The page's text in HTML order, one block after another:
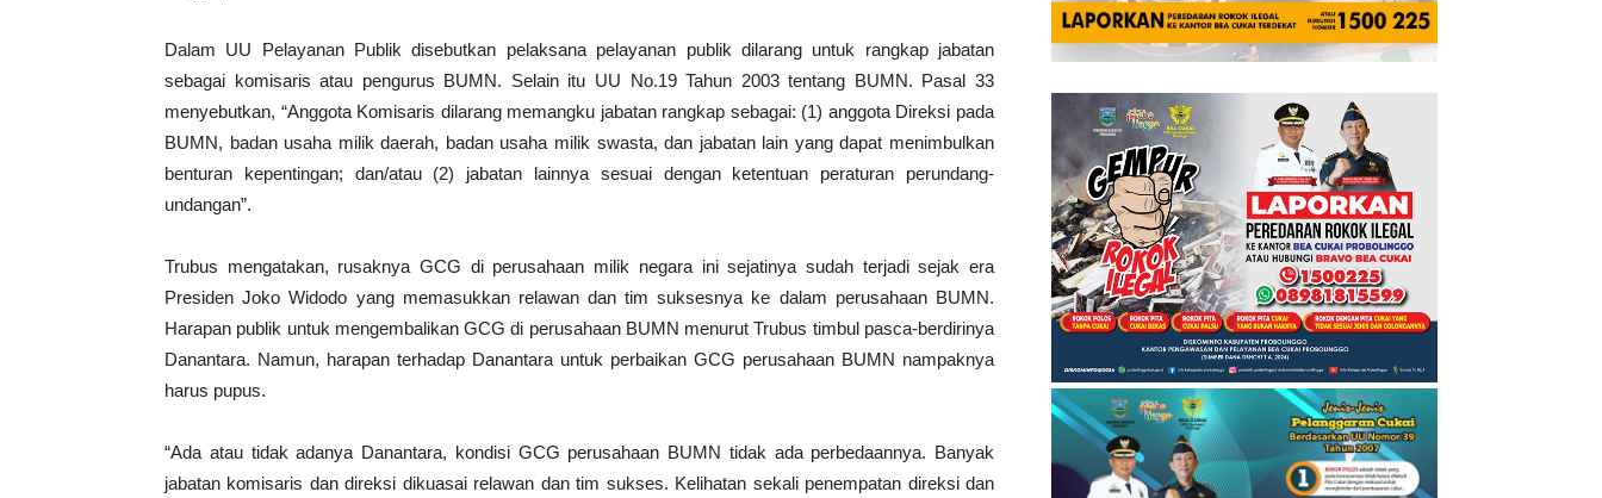
Dalam UU Pelayanan Publik disebutkan pelaksana pelayanan publik dilarang untuk rangkap jabatan
sebagai komisaris atau pengurus BUMN. Selain itu UU No.19 Tahun 2003 tentang BUMN. Pasal 33
menyebutkan, “Anggota Komisaris dilarang memangku jabatan rangkap sebagai: (1) anggota Direksi pada
BUMN, badan usaha milik daerah, badan usaha milik swasta, dan jabatan lain yang dapat menimbulkan
benturan kepentingan; dan/atau (2) jabatan lainnya sesuai dengan ketentuan peraturan perundang-
undangan”.
Trubus mengatakan, rusaknya GCG di perusahaan milik negara ini sejatinya sudah terjadi sejak era
Presiden Joko Widodo yang memasukkan relawan dan tim suksesnya ke dalam perusahaan BUMN.
Harapan publik untuk mengembalikan GCG di perusahaan BUMN menurut Trubus timbul pasca-berdirinya
Danantara. Namun, harapan terhadap Danantara untuk perbaikan GCG perusahaan BUMN nampaknya
harus pupus.
“Ada atau tidak adanya Danantara, kondisi GCG perusahaan BUMN tidak ada perbedaannya. Banyak
jabatan komisaris dan direksi dikuasai relawan dan tim sukses. Kelihatan sekali penempatan direksi dan